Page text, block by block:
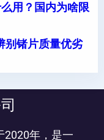
用？国内为啥限
别锗片质量优劣
2020年，是一